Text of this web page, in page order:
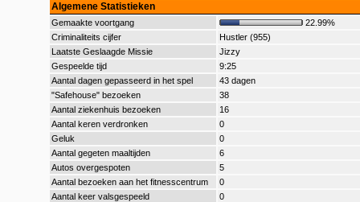
Algemene Statistieken
Gemaakte voortgang
22.99%
Criminaliteits cijfer
Hustler (955)
Laatste Geslaagde Missie
Jizzy
Gespeelde tijd
9:25
Aantal dagen gepasseerd in het spel
43 dagen
"Safehouse" bezoeken
38
Aantal ziekenhuis bezoeken
16
Aantal keren verdronken
0
Geluk
0
Aantal gegeten maaltijden
6
Autos overgespoten
5
Aantal bezoeken aan het fitnesscentrum
0
Aantal keer valsgespeeld
0